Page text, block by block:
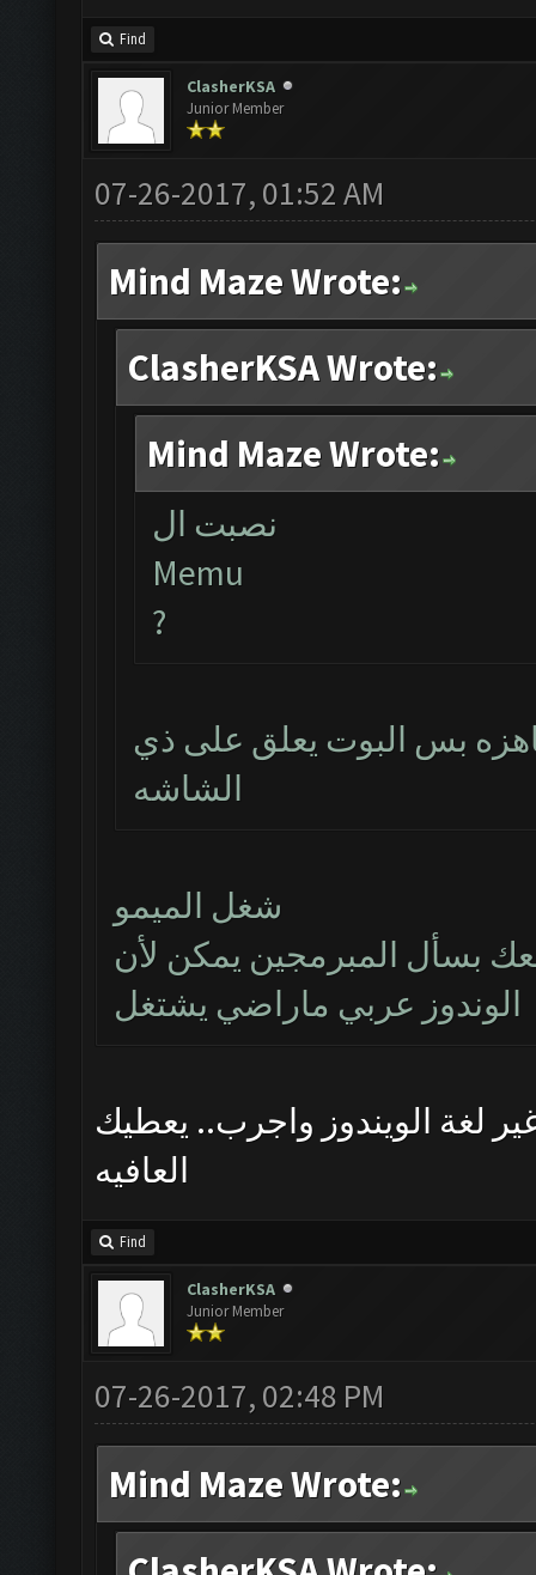
Find
ClasherKSA
Junior Member
07-26-2017, 01:52 AM
Mind Maze Wrote:
ClasherKSA Wrote:
Mind Maze Wrote:
نصبت ال
Memu
?
بس البوت يعلق على ذي
الشاشه
شغل الميمو
بسأل المبرمجين يمكن لأن
الوندوز عربي ماراضي يشتغل
لغة الويندوز واجرب.. يعطيك
العافيه
Find
ClasherKSA
Junior Member
07-26-2017, 02:48 PM
Mind Maze Wrote: